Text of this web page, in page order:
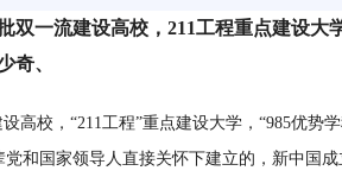
双一流建设高校，211工程重点建设大
奇、
高校，“211工程”重点建设大学，“985优势
和国家领导人直接关怀下建立的，新中国